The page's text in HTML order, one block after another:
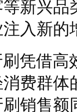
新兴
入新的
凭借高
费群体
销售额